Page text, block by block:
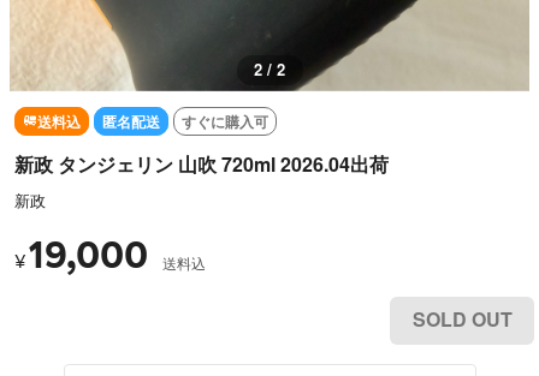
2 / 2
送料込 匿名配送 すぐに購入可
新政 タンジェリン 山吹 720ml 2026.04出荷
新政
¥19,000 送料込
SOLD OUT